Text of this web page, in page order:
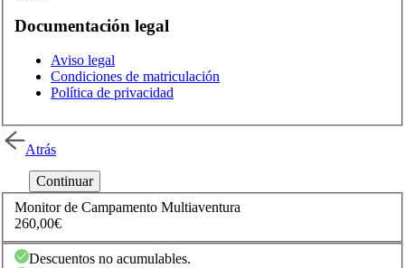
Documentación legal
Aviso legal
Condiciones de matriculación
Política de privacidad
Atrás
Monitor de Campamento Multiaventura
260,00€
Descuentos no acumulables.